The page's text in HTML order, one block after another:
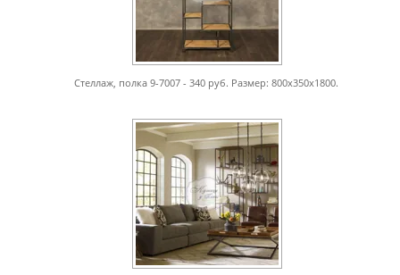
Стеллаж, полка 9-7007 - 340 руб. Размер: 800х350х1800.